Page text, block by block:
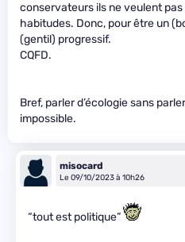
conservateurs ils ne veulent
habitudes. Donc, pour être un
(gentil) progressif.
CQFD.
Bref, parler d’écologie sans
impossible.
misocard
Le 09/10/2023 à 10h26
“tout est politique”